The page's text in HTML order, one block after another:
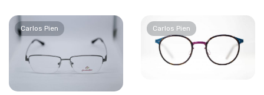
Carlos Pien Carlos Pien